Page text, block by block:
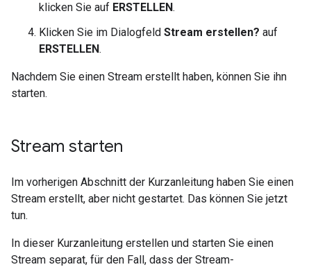
klicken Sie auf ERSTELLEN.
Klicken Sie im Dialogfeld Stream erstellen? auf
ERSTELLEN.
Nachdem Sie einen Stream erstellt haben, können Sie ihn
starten.
Stream starten
Im vorherigen Abschnitt der Kurzanleitung haben Sie einen
Stream erstellt, aber nicht gestartet. Das können Sie jetzt
tun.
In dieser Kurzanleitung erstellen und starten Sie einen
Stream separat, für den Fall, dass der Stream-